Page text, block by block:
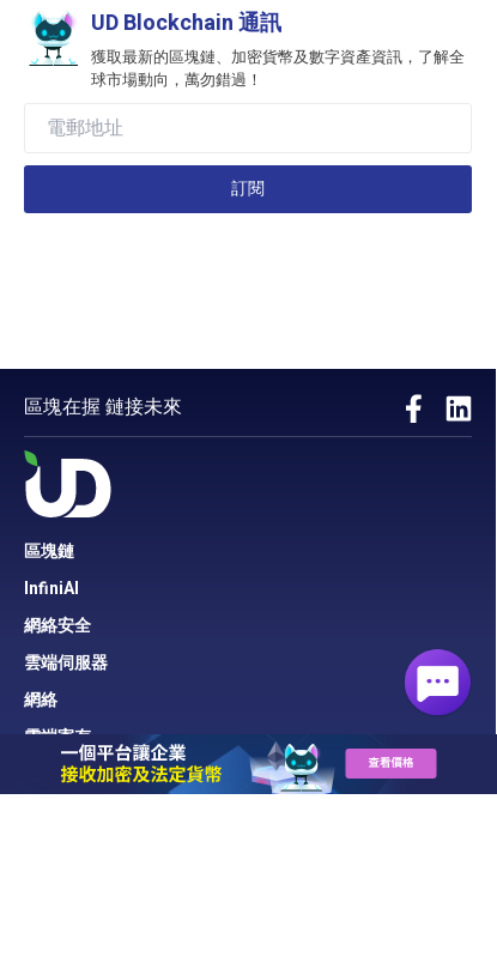
UD Blockchain 通訊
獲取最新的區塊鏈、加密貨幣及數字資產資訊，了解全
球市場動向，萬勿錯過！
訂閱
區塊在握 鏈接未來
區塊鏈
InfiniAI
網絡安全
雲端伺服器
網絡
雲端寄存